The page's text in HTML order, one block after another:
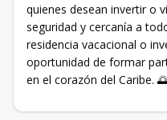
quienes desean invertir o
seguridad y cercanía a
residencia vacacional o
oportunidad de formar
en el corazón del Caribe.